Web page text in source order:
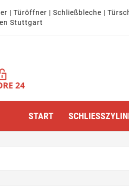
| Türöffner | Schließbleche |
Stuttgart
START